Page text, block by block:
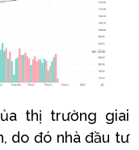
thị trường giai
do đó nhà đầu tư